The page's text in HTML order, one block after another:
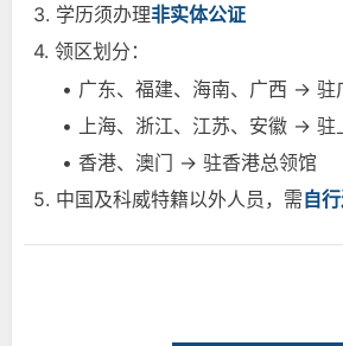
3. 学历须办理非实体公证
4. 领区划分：
• 广东、福建、海南、广西 → 驻
• 上海、浙江、江苏、安徽 → 驻
• 香港、澳门 → 驻香港总领馆
5. 中国及科威特籍以外人员，需自